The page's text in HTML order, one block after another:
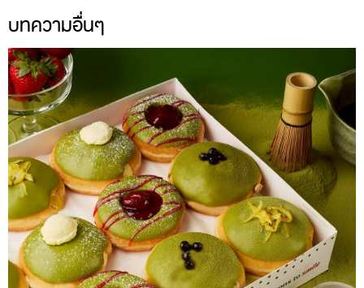
บทความอื่นๆ